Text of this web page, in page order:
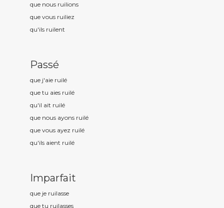
que nous ruilions
que vous ruiliez
qu'ils ruilent
Passé
que j'aie ruilé
que tu aies ruilé
qu'il ait ruilé
que nous ayons ruilé
que vous ayez ruilé
qu'ils aient ruilé
Imparfait
que je ruilasse
que tu ruilasses